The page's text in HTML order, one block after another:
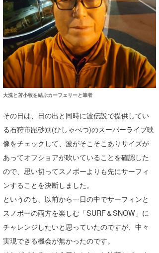
大洗と苫小牧を結ぶカーフェリーと筆者
その日は、日の出と同時に波伝説で提供してい
る石狩市毘砂別(ひしゃべつ)のスーパーライブ映
像をチェックして、波がそこそこありサイズが
あってオフショアが吹いていることを確認した
ので、思い切ってスノボーよりも先にサーフィ
ンすることを決断しました。
というのも、以前から一日の中でサーフィンと
スノボーの両方を楽しむ「SURF＆SNOW」に
チャレンジしたいと思っていたのですが、中々
実現できる機会が無かったのです。
banpaku
Mr.K
chappy
Romisea